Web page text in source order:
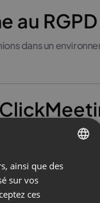
au RGPD
dans un
de l’équipe et de
ENGLISH
ainsi que des
sur vos
ces